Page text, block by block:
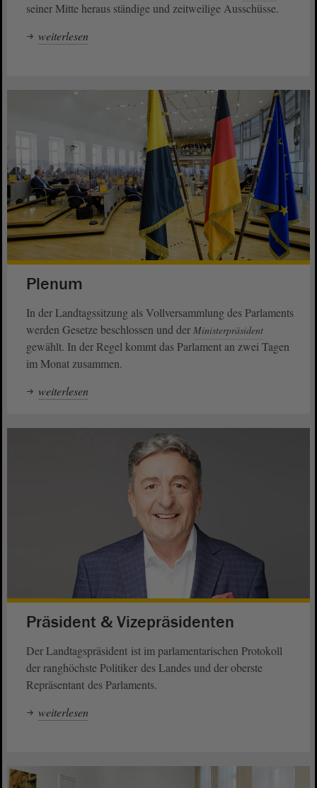
seiner Mitte heraus ständige und zeitweilige Ausschüsse.
weiterlesen
Plenum
In der Landtagssitzung als Vollversammlung des Parlaments
werden Gesetze beschlossen und der Ministerpräsident
gewählt. In der Regel kommt das Parlament an zwei Tagen
im Monat zusammen.
weiterlesen
Präsident & Vizepräsidenten
Der Landtagspräsident ist im parlamentarischen Protokoll
der ranghöchste Politiker des Landes und der oberste
Repräsentant des Parlaments.
weiterlesen